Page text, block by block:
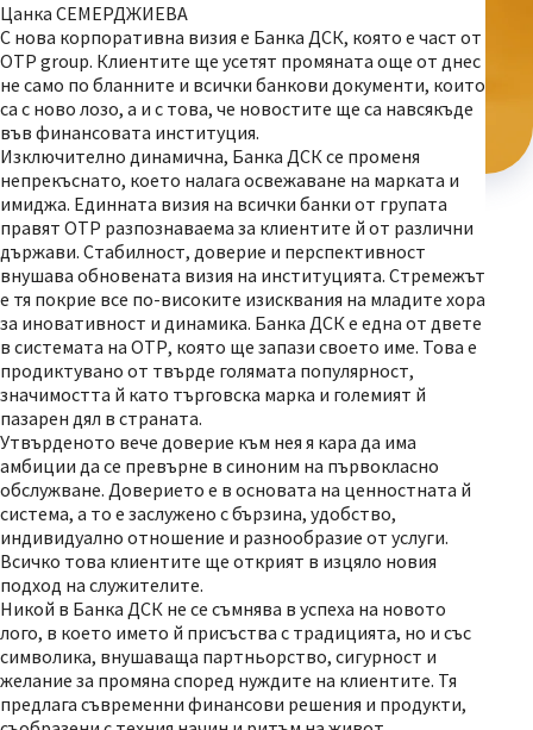
Цанка СЕМЕРДЖИЕВА
С нова корпоративна визия е Банка ДСК, която е част от
ОТР group. Клиентите ще усетят промяната още от днес
не само по бланните и всички банкови документи, които
са с ново лозо, а и с това, че новостите ще са навсякъде
във финансовата институция.
Изключително динамична, Банка ДСК се променя
непрекъснато, което налага освежаване на марката и
имиджа. Единната визия на всички банки от групата
правят ОТР разпознаваема за клиентите й от различни
държави. Стабилност, доверие и перспективност
внушава обновената визия на институцията. Стремежът
е тя покрие все по-високите изисквания на младите хора
за иновативност и динамика. Банка ДСК е една от двете
в системата на ОТР, която ще запази своето име. Това е
продиктувано от твърде голямата популярност,
значимостта й като търговска марка и големият й
пазарен дял в страната.
Утвърденото вече доверие към нея я кара да има
амбиции да се превърне в синоним на първокласно
обслужване. Доверието е в основата на ценностната й
система, а то е заслужено с бързина, удобство,
индивидуално отношение и разнообразие от услуги.
Всичко това клиентите ще открият в изцяло новия
подход на служителите.
Никой в Банка ДСК не се съмнява в успеха на новото
лого, в което името й присъства с традицията, но и със
символика, внушаваща партньорство, сигурност и
желание за промяна според нуждите на клиентите. Тя
предлага съвременни финансови решения и продукти,